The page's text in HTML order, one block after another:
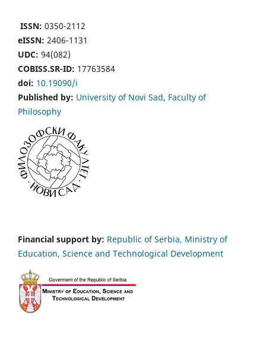
ISSN: 0350-2112
eISSN: 2406-1131
UDC: 94(082)
COBISS.SR-ID: 17763584
doi: 10.19090/i
Published by: University of Novi Sad, Faculty of
Philosophy
Financial support by: Republic of Serbia, Ministry of
Education, Science and Technological Development